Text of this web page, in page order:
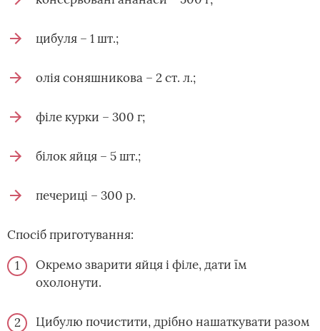
цибуля – 1 шт.;
олія соняшникова – 2 ст. л.;
філе курки – 300 г;
білок яйця – 5 шт.;
печериці – 300 р.
Спосіб приготування:
Окремо зварити яйця і філе, дати їм
охолонути.
Цибулю почистити, дрібно нашаткувати разом